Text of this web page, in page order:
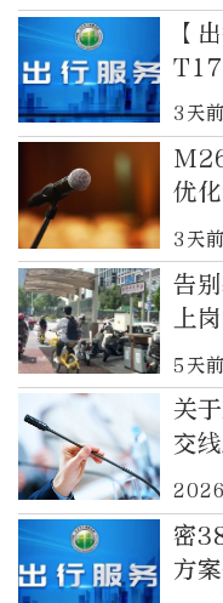
【
T17
方
3天前
优
3天前
告
上
5天前
关
交
公告
密
方